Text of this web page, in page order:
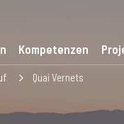
Kompetenzen
Quai Vernets